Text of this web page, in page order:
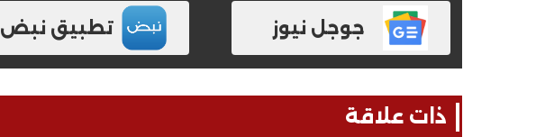
جوجل نيوز تطبيق نبض
ذات علاقة